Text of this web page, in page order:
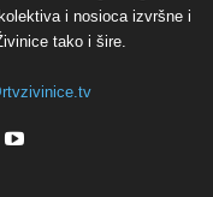
i nosioca izvršne i
tako i šire.